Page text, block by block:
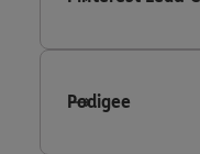
Podigee